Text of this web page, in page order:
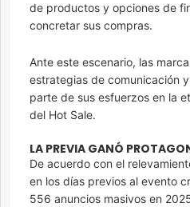
de productos y opciones de
concretar sus compras.
Ante este escenario, las
estrategias de comunicación
parte de sus esfuerzos en la
del Hot Sale.
LA PREVIA GANÓ
De acuerdo con el
en los días previos al evento
556 anuncios masivos en